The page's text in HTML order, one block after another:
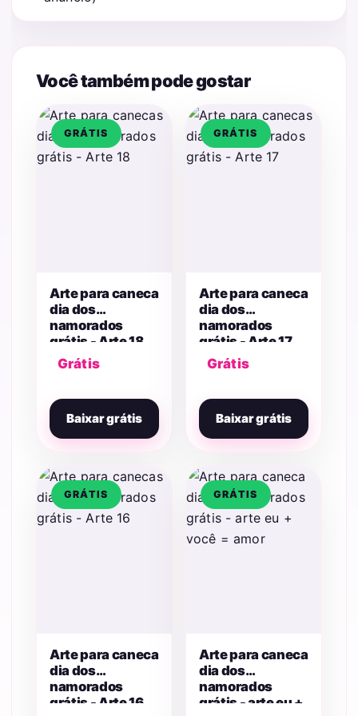
Você também pode gostar
GRÁTIS
Arte para caneca
dia dos
namorados
grátis - Arte 18
Grátis
Baixar grátis
GRÁTIS
Arte para caneca
dia dos
namorados
grátis - Arte 17
Grátis
Baixar grátis
GRÁTIS
Arte para caneca
dia dos
namorados
grátis - Arte 16
GRÁTIS
Arte para caneca
dia dos
namorados
grátis - arte eu +